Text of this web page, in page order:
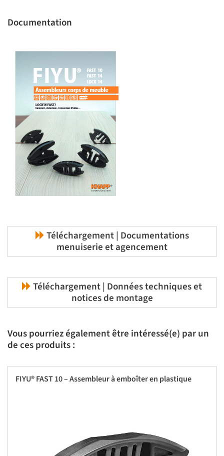
Documentation
Téléchargement | Documentations
menuiserie et agencement
Téléchargement | Données techniques et
notices de montage
Vous pourriez également être intéressé(e) par un
de ces produits :
FIYU® FAST 10 – Assembleur à emboîter en plastique